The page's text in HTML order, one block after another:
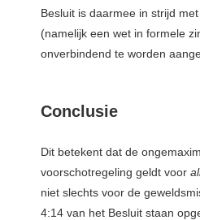
Besluit is daarmee in strijd
(namelijk een wet in formele
onverbindend te worden
Conclusie
Dit betekent dat de
voorschotregeling geldt voor
niet slechts voor de
4:14 van het Besluit staan